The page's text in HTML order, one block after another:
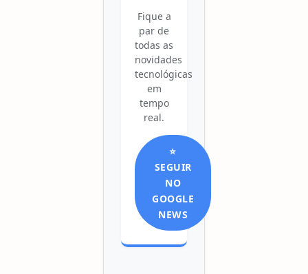
Fique a
par de
todas as
novidades
tecnológicas
em
tempo
real.
⭐
SEGUIR
NO
GOOGLE
NEWS